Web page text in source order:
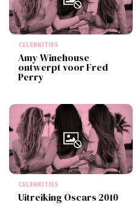
CELEBRITIES
Amy Winehouse
ontwerpt voor Fred
Perry
CELEBRITIES
Uitreiking Oscars 2010